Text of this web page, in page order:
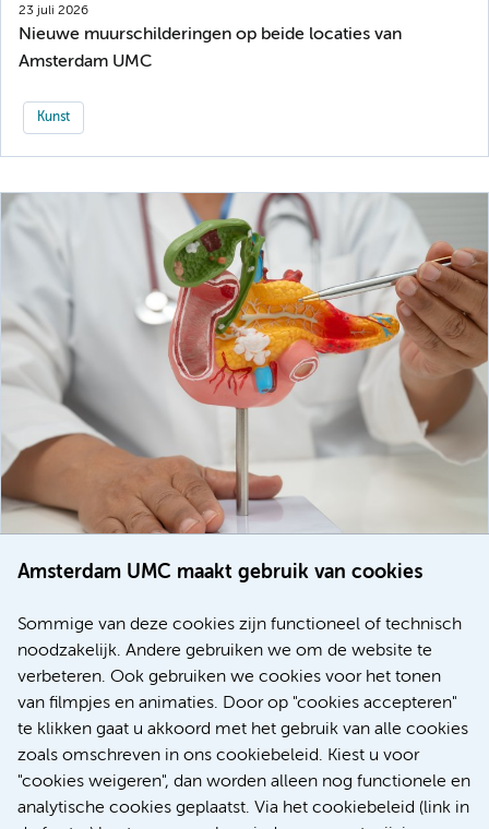
Amsterdam UMC maakt gebruik van cookies
Sommige van deze cookies zijn functioneel of technisch
noodzakelijk. Andere gebruiken we om de website te
verbeteren. Ook gebruiken we cookies voor het tonen
van filmpjes en animaties. Door op "cookies accepteren"
te klikken gaat u akkoord met het gebruik van alle cookies
zoals omschreven in ons cookiebeleid. Kiest u voor
"cookies weigeren", dan worden alleen nog functionele en
analytische cookies geplaatst. Via het cookiebeleid (link in
23 juli 2026
Nieuwe muurschilderingen op beide locaties van
Amsterdam UMC
Kunst
voor patiënten met alvleesklierkanker verbeteren
Kanker Internationaal
Meer